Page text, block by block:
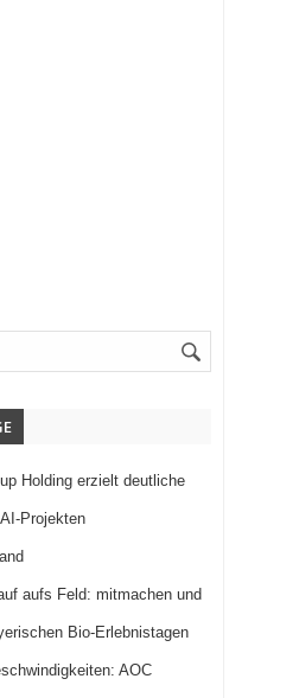
Holding erzielt deutliche
Projekten
aufs Feld: mitmachen und
Bio-Erlebnistagen
AOC